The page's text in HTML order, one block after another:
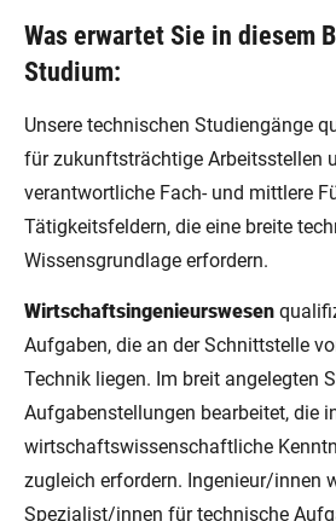
Was erwartet Sie in diesem
Studium:
Unsere technischen Studiengänge
für zukunftsträchtige Arbeitsstellen
verantwortliche Fach- und mittlere
Tätigkeitsfeldern, die eine breite
Wissensgrundlage erfordern.
Wirtschaftsingenieurswesen
Aufgaben, die an der Schnittstelle
Technik liegen. Im breit angelegten
Aufgabenstellungen bearbeitet, die
wirtschaftswissenschaftliche
zugleich erfordern. Ingenieur/innen
Spezialist/innen für technische